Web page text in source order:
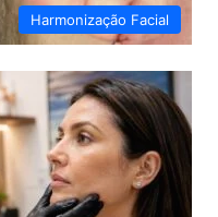
Harmonização Facial